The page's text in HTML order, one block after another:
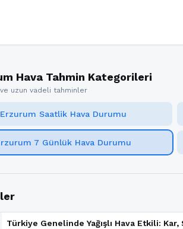
Hava Tahmin Kategorileri
ve uzun vadeli tahminler
Erzurum Saatlik Hava Durumu
7 Günlük Hava Durumu
Türkiye Genelinde Yağışlı Hava Etkili: Kar,